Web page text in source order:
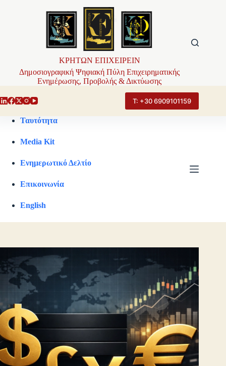
ΚΡΗΤΩΝ ΕΠΙΧΕΙΡΕΙΝ
Δημοσιογραφική Ψηφιακή Πύλη Επιχειρηματικής
Ενημέρωσης, Προβολής & Δικτύωσης
Τ: +30 6909101159
Ταυτότητα
Media Kit
Ενημερωτικό Δελτίο
Επικοινωνία
English